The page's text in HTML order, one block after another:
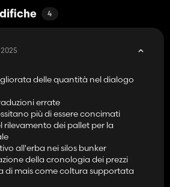
Latic
4
delle quantità nel dialogo
errate
più di essere concimati
rilevamento dei pallet per la
all'erba nei silos bunker
della cronologia dei prezzi
di mais come coltura supportata